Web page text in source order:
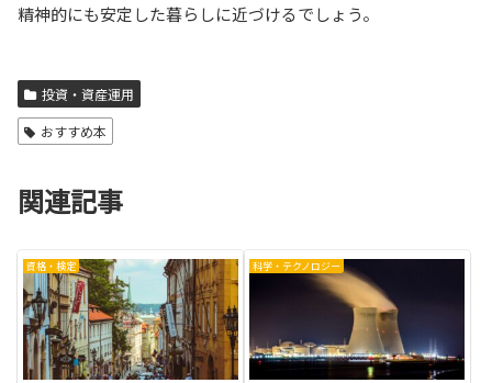
精神的にも安定した暮らしに近づけるでしょう。
投資・資産運用
おすすめ本
関連記事
資格・検定 科学・テクノロジー